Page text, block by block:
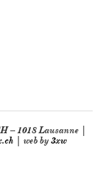
– 1018 Lausanne |
| web by3xw